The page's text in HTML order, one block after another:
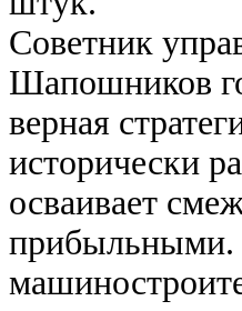
Советник
Шапошников
верная
исторически
осваивает
прибыльными.